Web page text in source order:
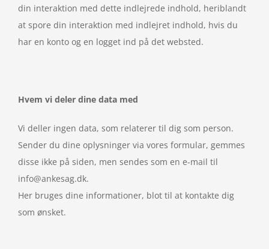
din interaktion med dette indlejrede indhold, heriblandt
at spore din interaktion med indlejret indhold, hvis du
har en konto og en logget ind på det websted.
Hvem vi deler dine data med
Vi deller ingen data, som relaterer til dig som person.
Sender du dine oplysninger via vores formular, gemmes
disse ikke på siden, men sendes som en e-mail til
info@ankesag.dk.
Her bruges dine informationer, blot til at kontakte dig
som ønsket.